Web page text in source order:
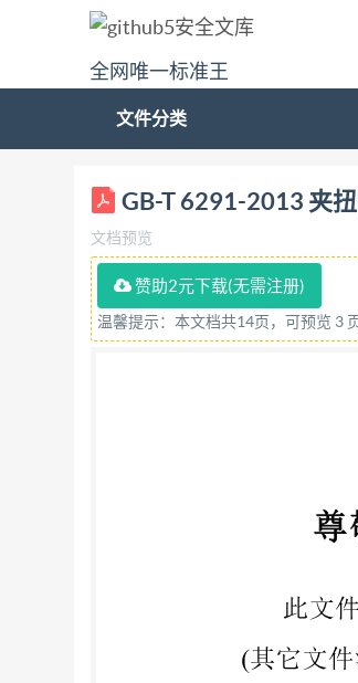
全网唯一标准王
文件分类
ICS_ 25. 140. 30 J 47 GP 中
(ISO 5744:2004 Pliers and
家标准化管理委员会 GB/T
法》，与GB/T6291一1999相
和刃口硬度的试验方法（本版
（1999版的3.9，本版的3.10)
法》。 本标准与ISO5744：
ISO5744：2004相比存在技
异及其原因的一览表。 本标
究所。 本标准参加起草单位
易得格林利工具（上海）有
蒋燕花、翰家平、陈福强、
GB-T 6291-2013 夹
文档预览
赞助2元下载(无需注册)
温馨提示：本文档共14页，可预览 3